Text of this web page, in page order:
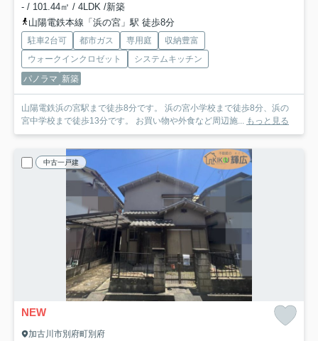
- / 101.44㎡ / 4LDK /新築
山陽電鉄本線「浜の宮」駅 徒歩8分
駐車2台可 都市ガス 専用庭
収納豊富
ウォークインクロゼット
システムキッチン
パノラマ 新築
山陽電鉄浜の宮駅まで徒歩8分です。 浜の宮小学校まで徒歩8分、浜の
宮中学校まで徒歩13分です。 お買い物や外食など周辺施... もっと見る
中古一戸建
NEW
加古川市別府町別府